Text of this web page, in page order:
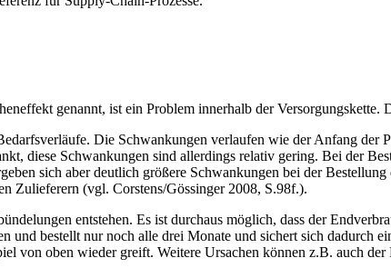
genannt, ist ein Problem innerhalb der Versorgungskette.
Die Schwankungen verlaufen wie der Anfang der
diese Schwankungen sind allerdings relativ gering. Bei der
sich aber deutlich größere Schwankungen bei der
Zulieferern (vgl. Corstens/Gössinger 2008, S.98f.).
entstehen. Es ist durchaus möglich, dass der
und bestellt nur noch alle drei Monate und sichert sich dadurch
von oben wieder greift. Weitere Ursachen können z.B. auch